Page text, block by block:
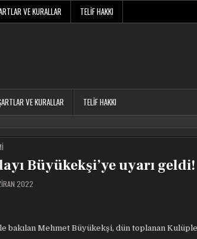
VE KURALLAR TELIF HAKKI
VE KURALLAR TELIF HAKKI
Büyükekşi’ye uyarı geldi!
2022
bakılan Mehmet Büyükekşi, dün toplanan